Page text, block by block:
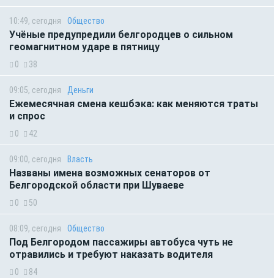
10:49, сегодня Общество
Учёные предупредили белгородцев о сильном
геомагнитном ударе в пятницу
0 38
09:05, сегодня Деньги
Ежемесячная смена кешбэка: как меняются траты
и спрос
0 42
09:00, сегодня Власть
Названы имена возможных сенаторов от
Белгородской области при Шуваеве
0 50
08:09, сегодня Общество
Под Белгородом пассажиры автобуса чуть не
отравились и требуют наказать водителя
0 84